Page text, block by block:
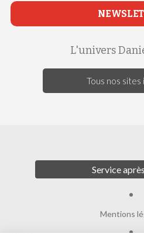
L'univers
Tous nos
Service
Mentions